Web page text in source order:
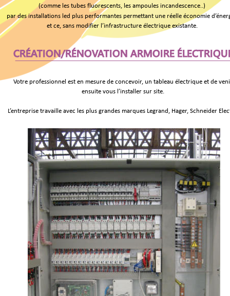
(comme les tubes fluorescents, les ampoules incandescence..)
par des installations led plus performantes permettant une réelle économie
et ce, sans modifier l’infrastructure électrique existante.
CRÉATION/RÉNOVATION ARMOIRE
Votre professionnel est en mesure de concevoir, un tableau électrique et de
ensuite vous l’installer sur site.
L’entreprise travaille avec les plus grandes marques Legrand, Hager, Schneider